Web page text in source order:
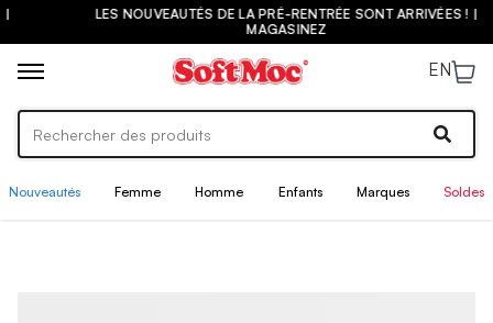
LES NOUVEAUTÉS DE LA PRÉ-RENTRÉE SONT ARRIVÉES ! |
MAGASINEZ
EN
Nouveautés Femme Homme Enfants Marques Soldes